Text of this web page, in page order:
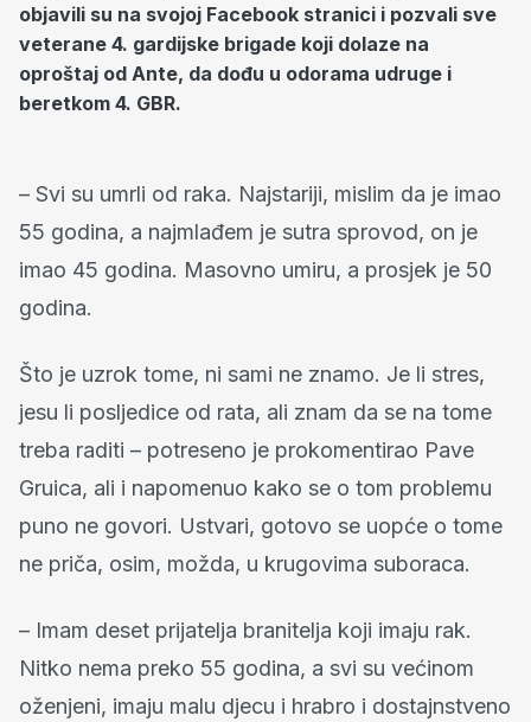
objavili su na svojoj Facebook stranici i pozvali sve
veterane 4. gardijske brigade koji dolaze na
oproštaj od Ante, da dođu u odorama udruge i
beretkom 4. GBR.
– Svi su umrli od raka. Najstariji, mislim da je imao
55 godina, a najmlađem je sutra sprovod, on je
imao 45 godina. Masovno umiru, a prosjek je 50
godina.
Što je uzrok tome, ni sami ne znamo. Je li stres,
jesu li posljedice od rata, ali znam da se na tome
treba raditi – potreseno je prokomentirao Pave
Gruica, ali i napomenuo kako se o tom problemu
puno ne govori. Ustvari, gotovo se uopće o tome
ne priča, osim, možda, u krugovima suboraca.
– Imam deset prijatelja branitelja koji imaju rak.
Nitko nema preko 55 godina, a svi su većinom
oženjeni, imaju malu djecu i hrabro i dostajnstveno